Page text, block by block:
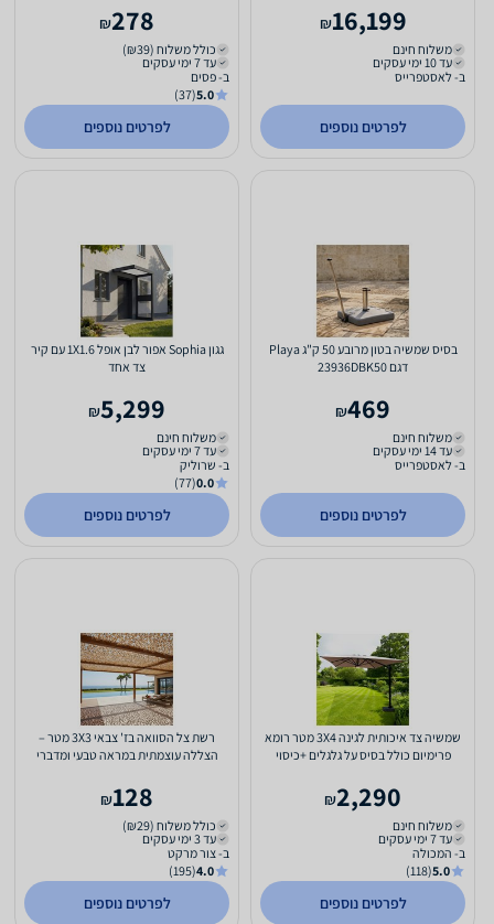
16,199
₪
משלוח חינם
עד 10 ימי עסקים
ב- לאסטפרייס
לפרטים נוספים
278
₪
כולל משלוח (₪39)
עד 7 ימי עסקים
ב- פסים
5.0
(37)
לפרטים נוספים
בסיס שמשיה בטון מרובע 50 ק"ג Playa
דגם 23936DBK50
469
₪
משלוח חינם
עד 14 ימי עסקים
ב- לאסטפרייס
לפרטים נוספים
גגון Sophia אפור לבן אופל 1X1.6 עם קיר
צד אחד
5,299
₪
משלוח חינם
עד 7 ימי עסקים
ב- שרוליק
0.0
(77)
לפרטים נוספים
שמשיה צד איכותית לגינה 3X4 מטר רומא
פרימיום כולל בסיס על גלגלים +כיסוי
2,290
₪
משלוח חינם
עד 7 ימי עסקים
ב- המכולה
5.0
(118)
לפרטים נוספים
רשת צל הסוואה בז' צבאי 3X3 מטר –
הצללה עוצמתית במראה טבעי ומדברי
128
₪
כולל משלוח (₪29)
עד 3 ימי עסקים
ב- צור מרקט
4.0
(195)
לפרטים נוספים